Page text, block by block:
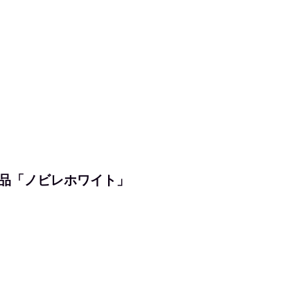
「ノビレホワイト」